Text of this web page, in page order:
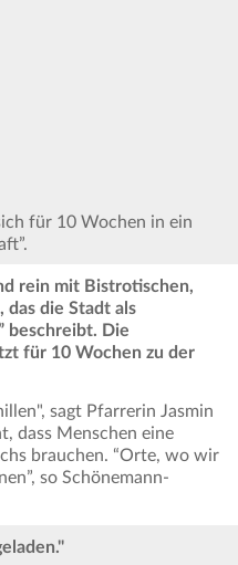
für 10 Wochen in ein
rein mit Bistrotischen,
das die Stadt als
beschreibt. Die
für 10 Wochen zu der
sagt Pfarrerin Jasmin
dass Menschen eine
brauchen. “Orte, wo wir
so Schönemann-